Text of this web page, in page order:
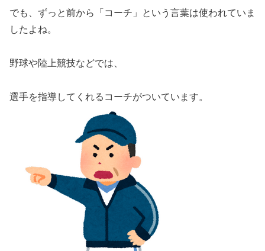
でも、ずっと前から「コーチ」という言葉は使われていま
したよね。
野球や陸上競技などでは、
選手を指導してくれるコーチがついています。